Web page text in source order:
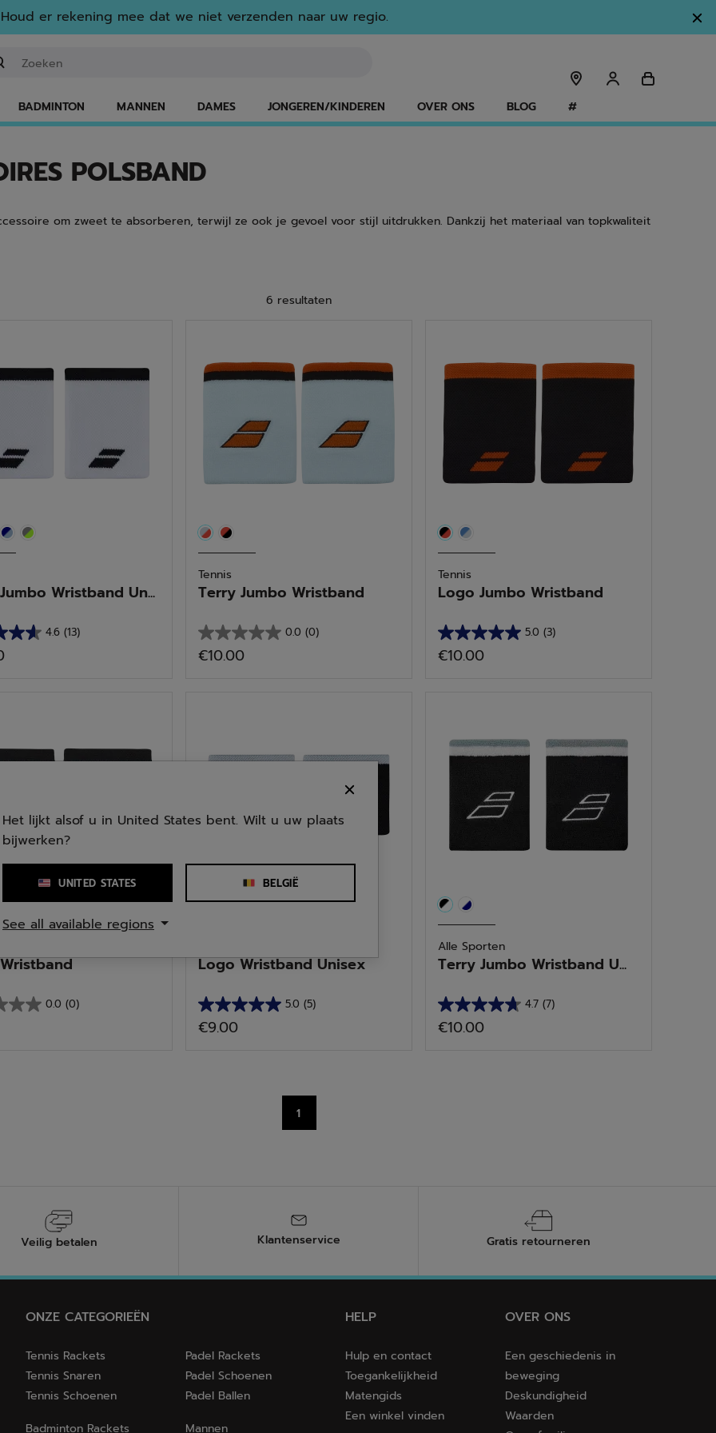
Houd er rekening mee dat we niet verzenden naar uw regio.
BADMINTON MANNEN DAMES JONGEREN/KINDEREN OVER ONS BLOG #
POLSBAND
om zweet te absorberen, terwijl ze ook je gevoel voor stijl uitdrukken. Dankzij het materiaal van topkwaliteit
6 resultaten
Polsbanden
Wristband Un...
4.6 (13)
Tennis
Terry Jumbo Wristband
0.0 (0)
0.0
van
€10.00
Tennis
Logo Jumbo Wristband
5.0 (3)
5.0
van
beoordelingen
€10.00
0.0 (0)
Logo Wristband Unisex
5.0 (5)
5.0
van
beoordelingen
€9.00
Alle Sporten
Terry Jumbo Wristband U...
4.7 (7)
4.7
van
€10.00
1
Veilig betalen Klantenservice Gratis retourneren
ONZE CATEGORIEËN
Tennis Rackets
Tennis Snaren
Tennis Schoenen
Padel Rackets
Padel Schoenen
Padel Ballen
Badminton Rackets
Mannen
HELP
Hulp en contact
Toegankelijkheid
Matengids
Een winkel vinden
OVER ONS
Een geschiedenis in
beweging
Deskundigheid
Waarden
Het lijkt alsof u in United States bent. Wilt u uw plaats
bijwerken?
UNITED STATES BELGIË
See all available regions